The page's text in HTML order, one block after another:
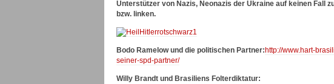
Unterstützer von Nazis, Neonazis der Ukraine auf keinen Fall
bzw. linken.
Bodo Ramelow und die politischen Partner:http://www.hart-
seiner-spd-partner/
Willy Brandt und Brasiliens Folterdiktatur: